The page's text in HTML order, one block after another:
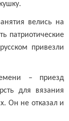
велись на
патриотические
привезли
– приезд
для вязания
Он не отказал и